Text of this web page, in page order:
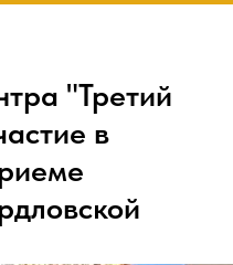
"Третий
в